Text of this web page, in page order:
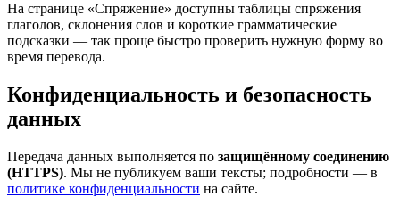
На странице «Спряжение» доступны таблицы спряжения
глаголов, склонения слов и короткие грамматические
подсказки — так проще быстро проверить нужную форму во
время перевода.
Конфиденциальность и безопасность
данных
Передача данных выполняется по защищённому соединению
(HTTPS). Мы не публикуем ваши тексты; подробности — в
политике конфиденциальности на сайте.